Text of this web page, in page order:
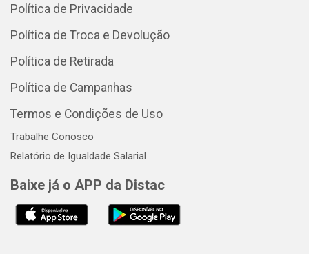
Política de Privacidade
Política de Troca e Devolução
Política de Retirada
Política de Campanhas
Termos e Condições de Uso
Trabalhe Conosco
Relatório de Igualdade Salarial
Baixe já o APP da Distac